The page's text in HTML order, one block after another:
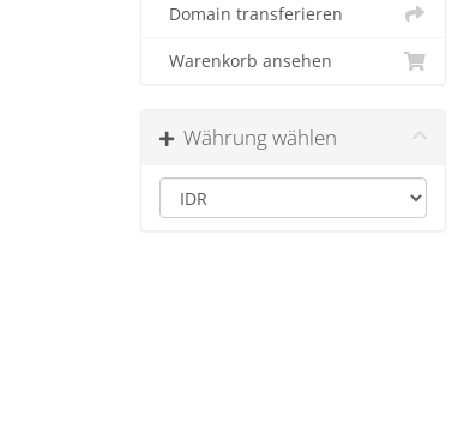
Domain transferieren
Warenkorb ansehen
Währung wählen